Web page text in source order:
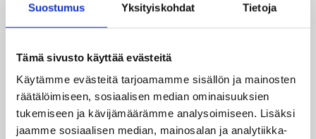
Suostumus Yksityiskohdat Tietoja
Tämä sivusto käyttää evästeitä
Käytämme evästeitä tarjoamamme sisällön ja mainosten
räätälöimiseen, sosiaalisen median ominaisuuksien
tukemiseen ja kävijämäärämme analysoimiseen. Lisäksi
jaamme sosiaalisen median, mainosalan ja analytiikka-
James Sinclair
Jason Conley
Terrence Watson
Kategoriat